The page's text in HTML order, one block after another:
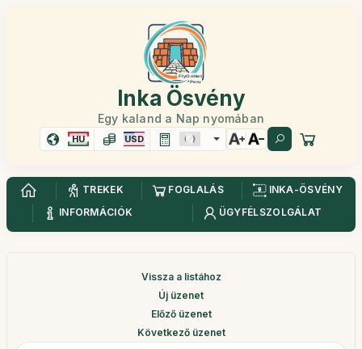
Inka Ösvény
Egy kaland a Nap nyomában
HU USD
TREKEK FOGLALÁS
INKA-ÖSVÉNY
INFORMÁCIÓK
ÜGYFÉLSZOLGÁLAT
Vissza a listához
Új üzenet
Előző üzenet
Következő üzenet